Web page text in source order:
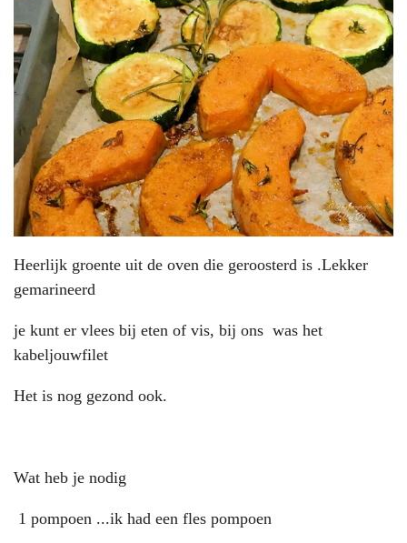
Heerlijk groente uit de oven die geroosterd is .Lekker
gemarineerd
je kunt er vlees bij eten of vis, bij ons was het
kabeljouwfilet
Het is nog gezond ook.
Wat heb je nodig
1 pompoen ...ik had een fles pompoen